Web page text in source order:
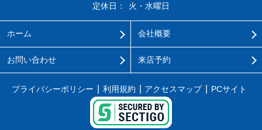
定休日：
火・水曜日
ホーム 会社概要
お問い合わせ 来店予約
プライバシーポリシー 利用規約 アクセスマップ PCサイト